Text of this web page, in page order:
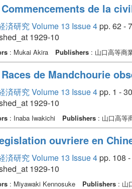
de la
済研究 Volume 13 Issue 4pp. 62 -
1929-10
: Mukai Akira Publishers: 山口高等商
de Mandchourie
済研究 Volume 13 Issue 4pp. 1 - 30
1929-10
: Inaba Iwakichi Publishers: 山口高等
ouvriere en
済研究 Volume 13 Issue 4pp. 108 -
1929-10
: Miyawaki Kennosuke Publishers: 山